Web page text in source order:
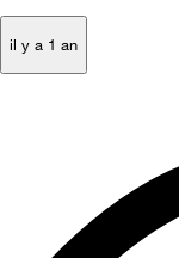
il y a 1 an